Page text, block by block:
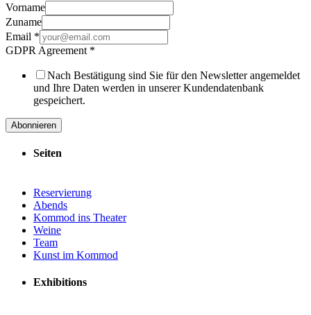
Vorname
Zuname
Email *
GDPR Agreement *
Nach Bestätigung sind Sie für den Newsletter angemeldet
und Ihre Daten werden in unserer Kundendatenbank
gespeichert.
Abonnieren
Seiten
Reservierung
Abends
Kommod ins Theater
Weine
Team
Kunst im Kommod
Exhibitions